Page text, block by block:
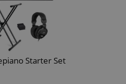
Starter Set